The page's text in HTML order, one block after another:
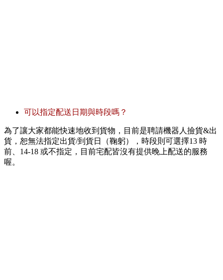
可以指定配送日期與時段嗎？
為了讓大家都能快速地收到貨物，目前是聘請機器人撿貨&出
貨，恕無法指定出貨/到貨日（鞠躬），時段則可選擇13 時
前、14-18 或不指定，目前宅配皆沒有提供晚上配送的服務
喔。